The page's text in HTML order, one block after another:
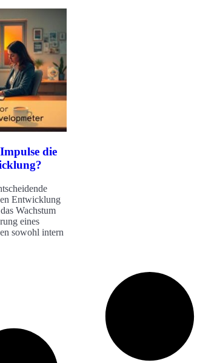
die
Entwicklung
Wachstum
eines
sowohl intern